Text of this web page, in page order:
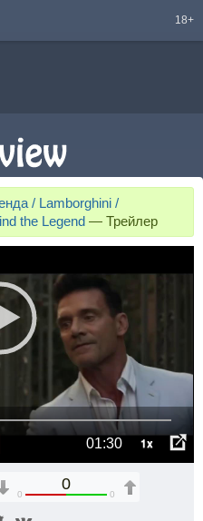
18+
/ Lamborghini /
the Legend — Трейлер
01:30 1x
0
0 0